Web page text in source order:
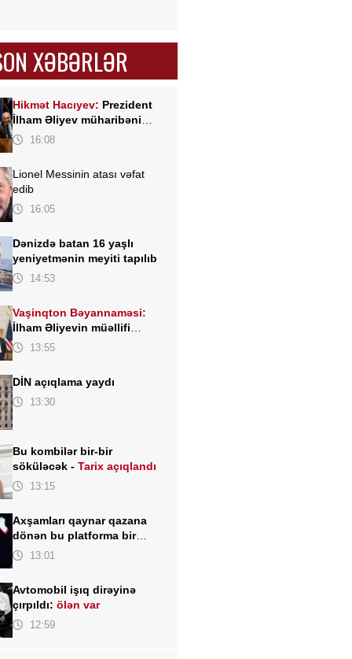
XƏBƏRLƏR
Hikmət Hacıyev: Prezident
İlham Əliyev müharibəni
qazandı, eyni zamanda sülhü
16:08
Lionel Messinin atası vəfat
edib
16:05
Dənizdə batan 16 yaşlı
yeniyetmənin meyiti tapılıb
14:53
Vaşinqton Bəyannaməsi:
İlham Əliyevin müəllifi
olduğu sülh gündəliyinin
13:55
DİN açıqlama yaydı
13:30
Bu kombilər bir-bir
söküləcək -Tarix açıqlandı
13:15
Axşamları qaynar qazana
dönən bu platforma bir
zümrə qadınlarla dolu olur...
13:01
Avtomobil işıq dirəyinə
çırpıldı: ölən var
12:59